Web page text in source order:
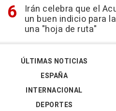
Irán celebra que el
un buen indicio para
una "hoja de ruta"
ÚLTIMAS NOTICIAS
ESPAÑA
INTERNACIONAL
DEPORTES